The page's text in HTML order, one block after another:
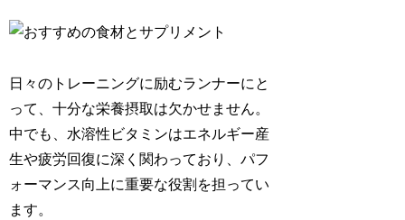
日々のトレーニングに励むランナーにと
って、十分な栄養摂取は欠かせません。
中でも、水溶性ビタミンはエネルギー産
生や疲労回復に深く関わっており、パフ
ォーマンス向上に重要な役割を担ってい
ます。